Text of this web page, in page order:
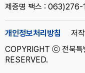
제증명 팩스 : 063)276-
개인정보처리방침 저
COPYRIGHT ⓒ 전북특
RESERVED.